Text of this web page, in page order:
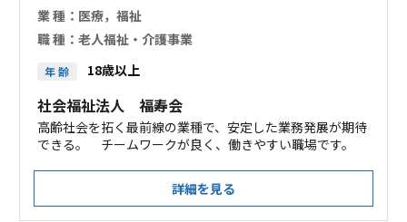
業 種： 医療，福祉
職 種： 老人福祉・介護事業
年 齢 18歳以上
社会福祉法人 福寿会
高齢社会を拓く最前線の業種で、安定した業務発展が期待
できる。 チームワークが良く、働きやすい職場です。
詳細を見る